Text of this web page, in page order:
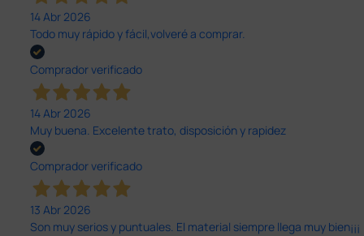
14 Abr 2026
Todo muy rápido y fácil,volveré a comprar.
Comprador verificado
14 Abr 2026
Muy buena. Excelente trato, disposición y rapidez
Comprador verificado
13 Abr 2026
Son muy serios y puntuales. El material siempre llega muy bien¡¡¡